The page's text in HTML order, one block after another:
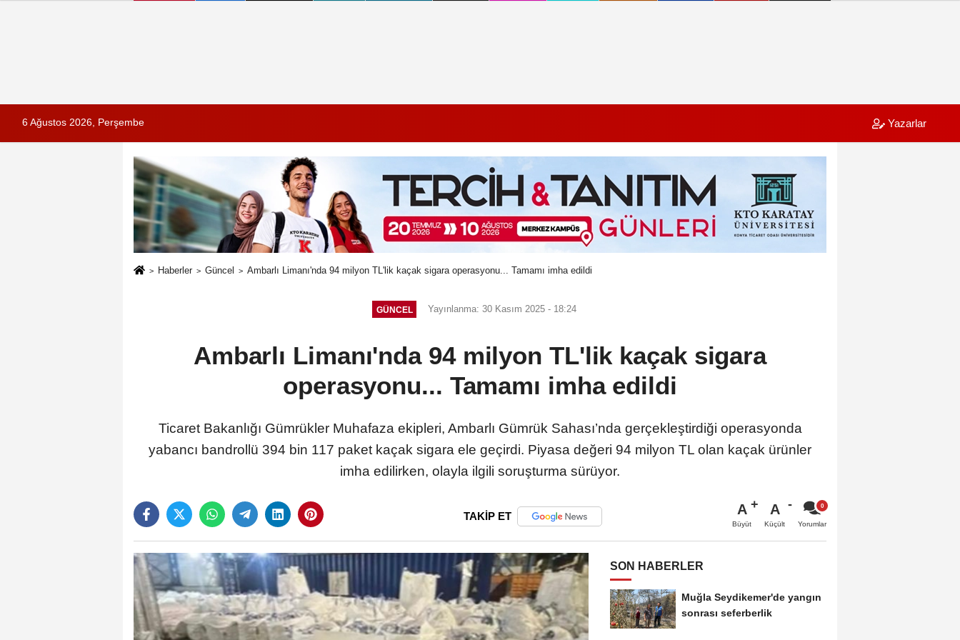
6 Ağustos 2026, Perşembe Yazarlar
Haberler Güncel Ambarlı Limanı'nda 94 milyon TL'lik kaçak sigara operasyonu... Tamamı imha edildi
GÜNCEL Yayınlanma: 30 Kasım 2025 - 18:24
Ambarlı Limanı'nda 94 milyon TL'lik kaçak sigara
operasyonu... Tamamı imha edildi
Ticaret Bakanlığı Gümrükler Muhafaza ekipleri, Ambarlı Gümrük Sahası’nda gerçekleştirdiği operasyonda
yabancı bandrollü 394 bin 117 paket kaçak sigara ele geçirdi. Piyasa değeri 94 milyon TL olan kaçak ürünler
imha edilirken, olayla ilgili soruşturma sürüyor.
TAKİP ET A
Büyüt
A
Küçült Yorumlar
SON HABERLER
Muğla Seydikemer'de yangın
sonrası seferberlik